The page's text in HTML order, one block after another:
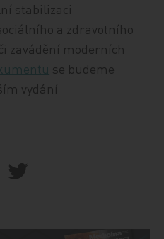
stabilizaci
a zdravotního
zavádění moderních
se budeme
vydání